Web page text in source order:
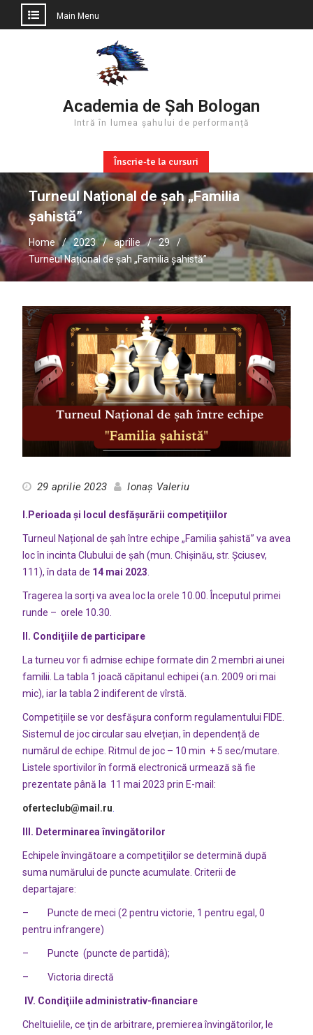
Main Menu
Academia de Șah Bologan
Intră în lumea șahului de performanță
Înscrie-te la cursuri
Turneul Național de șah „Familia
șahistă”
Home 2023 aprilie
29
Turneul Național de șah „Familia șahistă”
29 aprilie 2023 Ionaș Valeriu
I.Perioada şi locul desfăşurării competiţiilor
Turneul Național de șah între echipe „Familia șahistă” va avea
loc în incinta Clubului de șah (mun. Chişinău, str. Șciusev,
111), în data de 14 mai 2023.
Tragerea la sorți va avea loc la orele 10.00. Începutul primei
runde – orele 10.30.
II. Condiţiile de participare
La turneu vor fi admise echipe formate din 2 membri ai unei
familii. La tabla 1 joacă căpitanul echipei (a.n. 2009 ori mai
mic), iar la tabla 2 indiferent de vîrstă.
Competițiile se vor desfășura conform regulamentului FIDE.
Sistemul de joc circular sau elvețian, în dependență de
numărul de echipe. Ritmul de joc – 10 min + 5 sec/mutare.
Listele sportivilor în formă electronică urmează să fie
prezentate până la 11 mai 2023 prin E-mail:
oferteclub@mail.ru.
III. Determinarea învingătorilor
Echipele învingătoare a competiţiilor se determină după
suma numărului de puncte acumulate. Criterii de
departajare:
– Puncte de meci (2 pentru victorie, 1 pentru egal, 0
pentru infrangere)
– Puncte (puncte de partidâ);
– Victoria directă
IV. Condiţiile administrativ-financiare
Cheltuielile, ce ţin de arbitrare, premierea învingătorilor, le